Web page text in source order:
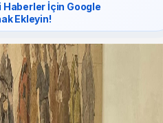
Haberler İçin Google
Ekleyin!